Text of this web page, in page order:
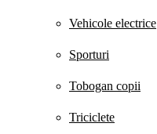
Vehicole electrice
Sporturi
Tobogan copii
Triciclete